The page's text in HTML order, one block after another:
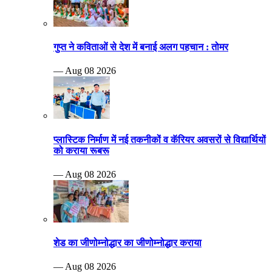
गुप्त ने कविताओं से देश में बनाई अलग पहचान : तोमर
— Aug 08 2026
प्लास्टिक निर्माण में नई तकनीकों व कॅरियर अवसरों से विद्यार्थियों
को कराया रूबरू
— Aug 08 2026
शेड का जीणोम्नोद्धार का जीणोम्नोद्धार कराया
— Aug 08 2026